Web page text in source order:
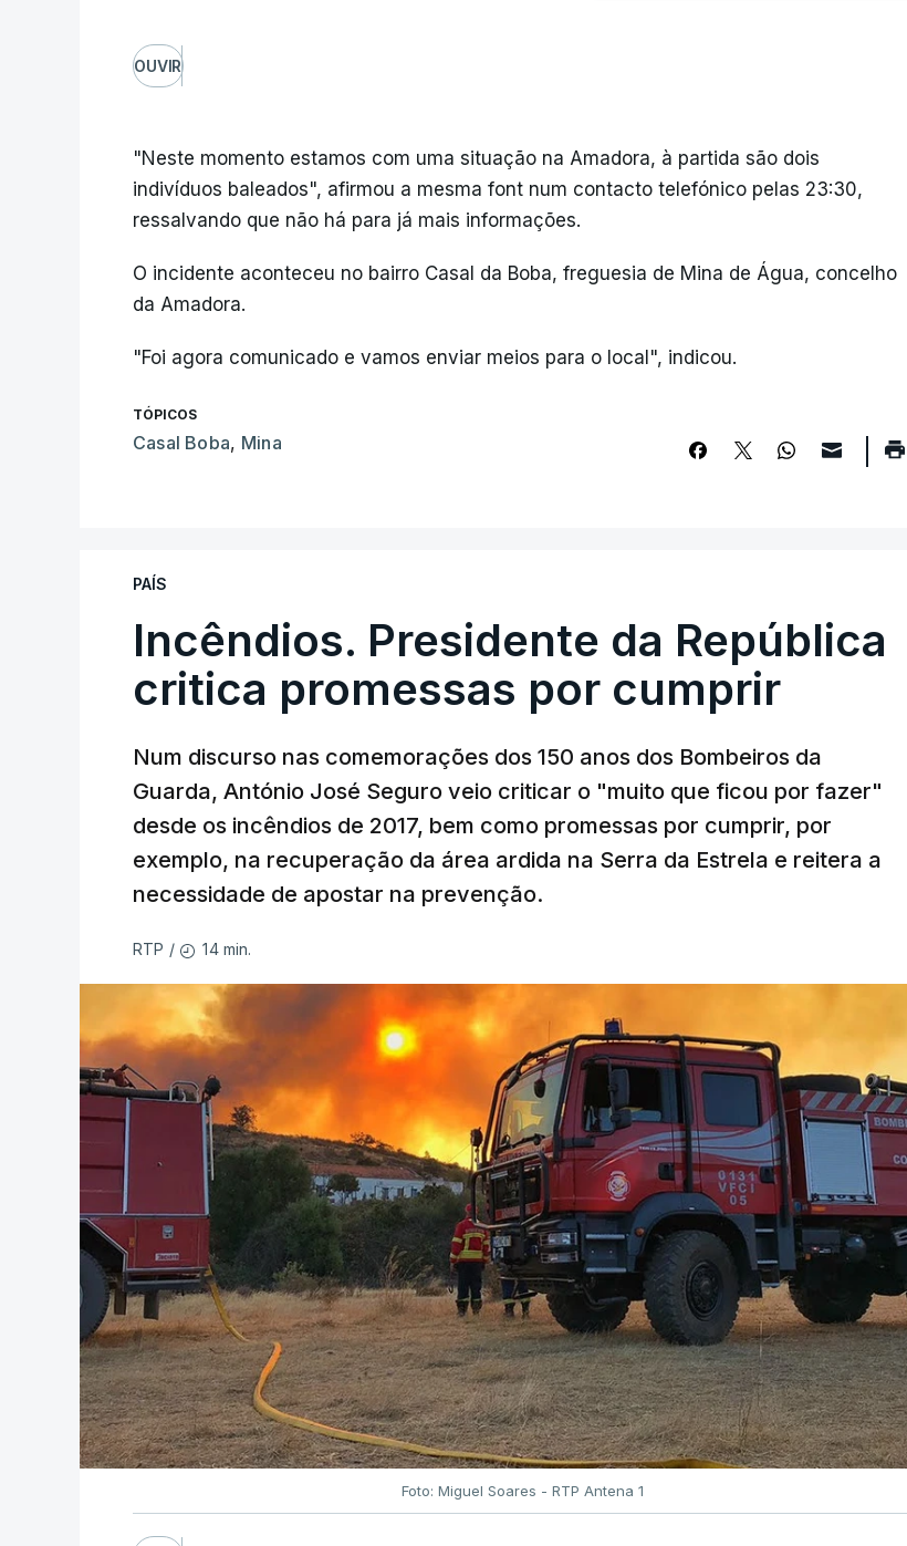
OUVIR
"Neste momento estamos com uma situação na Amadora, à partida são dois
indivíduos baleados", afirmou a mesma font num contacto telefónico pelas 23:30,
ressalvando que não há para já mais informações.
O incidente aconteceu no bairro Casal da Boba, freguesia de Mina de Água, concelho
da Amadora.
"Foi agora comunicado e vamos enviar meios para o local", indicou.
TÓPICOS
Casal Boba, Mina
PAÍS
Incêndios. Presidente da República
critica promessas por cumprir
Num discurso nas comemorações dos 150 anos dos Bombeiros da
Guarda, António José Seguro veio criticar o "muito que ficou por fazer"
desde os incêndios de 2017, bem como promessas por cumprir, por
exemplo, na recuperação da área ardida na Serra da Estrela e reitera a
necessidade de apostar na prevenção.
RTP / 14 min.
Foto: Miguel Soares - RTP Antena 1